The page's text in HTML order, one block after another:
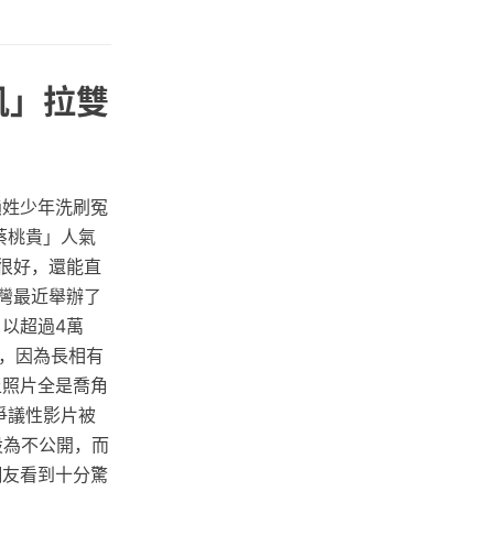
」拉雙
少年洗刷冤
桃貴」人氣
好，還能直
最近舉辦了
超過4萬
因為長相有
片全是喬角
議性影片被
不公開，而
看到十分驚